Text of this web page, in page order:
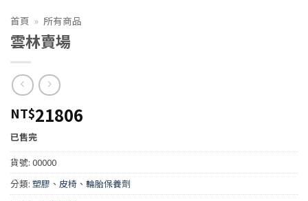
首頁 » 所有商品
雲林賣場
NT$21806
已售完
貨號: 00000
分類: 塑膠、皮椅、輪胎保養劑